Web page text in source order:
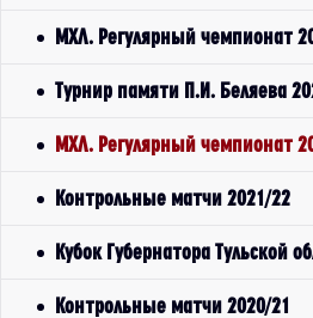
МХЛ. Регулярный чемпионат
Турнир памяти П.И. Беляева
МХЛ. Регулярный чемпионат
Контрольные матчи 2021/22
Кубок Губернатора Тульской
Контрольные матчи 2020/21